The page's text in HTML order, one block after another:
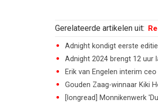
Gerelateerde artikelen uit:
Adnight kondigt eerste editie
Adnight 2024 brengt 12 uur
Erik van Engelen interim ceo
Gouden Zaag-winnaar Kiki
[longread] Monnikenwerk